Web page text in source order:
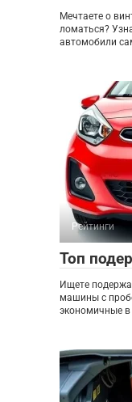
Мечтаете о
ломаться?
автомобили
Рейтинги
Топ
Ищете
машины с
экономичные в